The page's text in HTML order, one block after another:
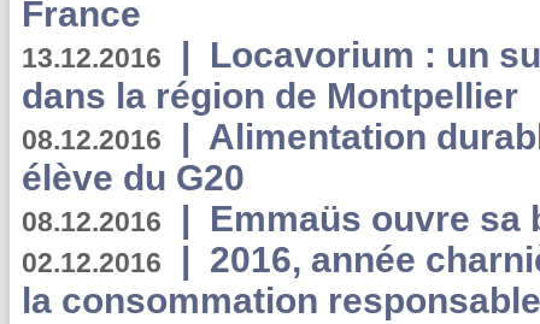
France
13.12.2016 | Locavorium : un
dans la région de Montpellier
08.12.2016 | Alimentation
élève du G20
08.12.2016 | Emmaüs ouvre sa
02.12.2016 | 2016, année
la consommation